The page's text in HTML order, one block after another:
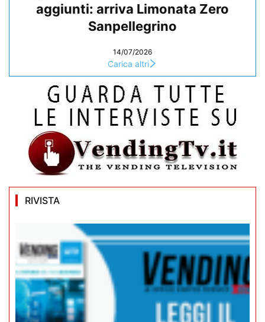
aggiunti: arriva Limonata Zero
Sanpellegrino
14/07/2026
Carica altri
RIVISTA